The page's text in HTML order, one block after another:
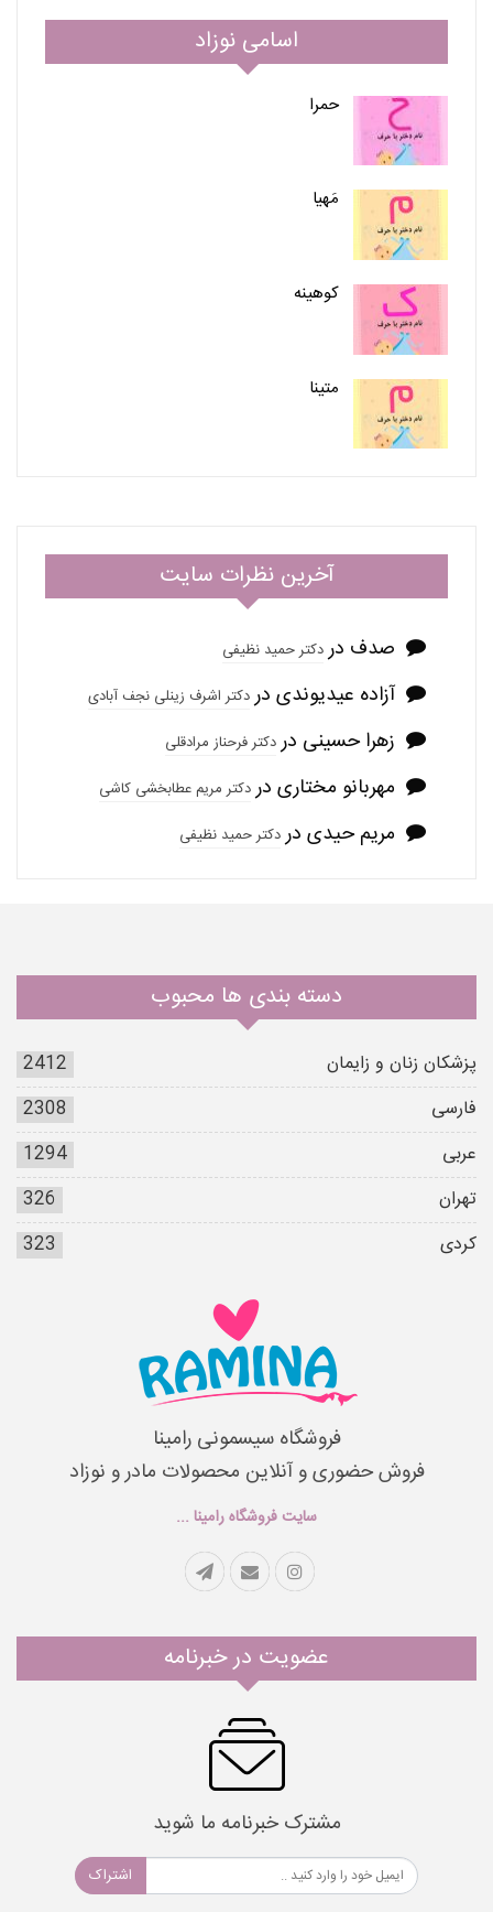
اسامی نوزاد
حمرا
مَهیا
کوهینه
متینا
آخرین نظرات سایت
صدف دردکتر حمید نظیفی
آزاده عیدیوندی دردکتر اشرف زینلی نجف آبادی
زهرا حسینی دردکتر فرحناز مرادقلی
مهربانو مختاری دردکتر مریم عطابخشی کاشی
مریم حیدی دردکتر حمید نظیفی
دسته بندی ها محبوب
پزشکان زنان و زایمان
2412
فارسی
2308
عربی
1294
تهران
326
کردی
323
فروشگاه سیسمونی رامینا
فروش حضوری و آنلاین محصولات مادر و نوزاد
سایت فروشگاه رامینا ...
عضویت در خبرنامه
مشترک خبرنامه ما شوید
اشتراک